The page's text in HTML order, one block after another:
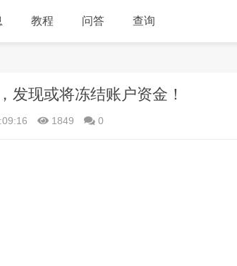
教程 问答 查询
发现或将冻结账户资金！
1849 0